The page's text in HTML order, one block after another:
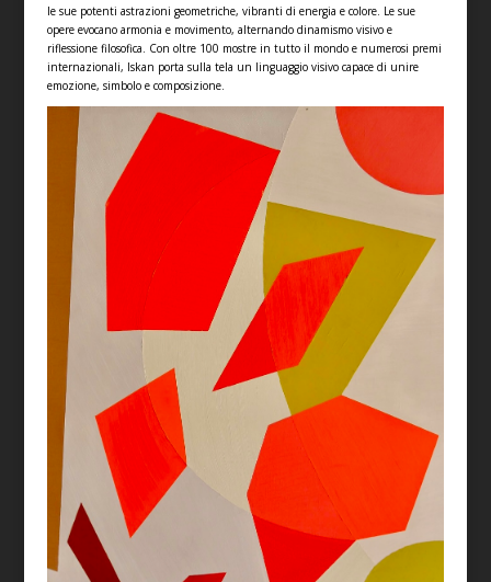
le sue potenti astrazioni geometriche, vibranti di energia e colore. Le sue
opere evocano armonia e movimento, alternando dinamismo visivo e
riflessione filosofica. Con oltre 100 mostre in tutto il mondo e numerosi premi
internazionali, Iskan porta sulla tela un linguaggio visivo capace di unire
emozione, simbolo e composizione.